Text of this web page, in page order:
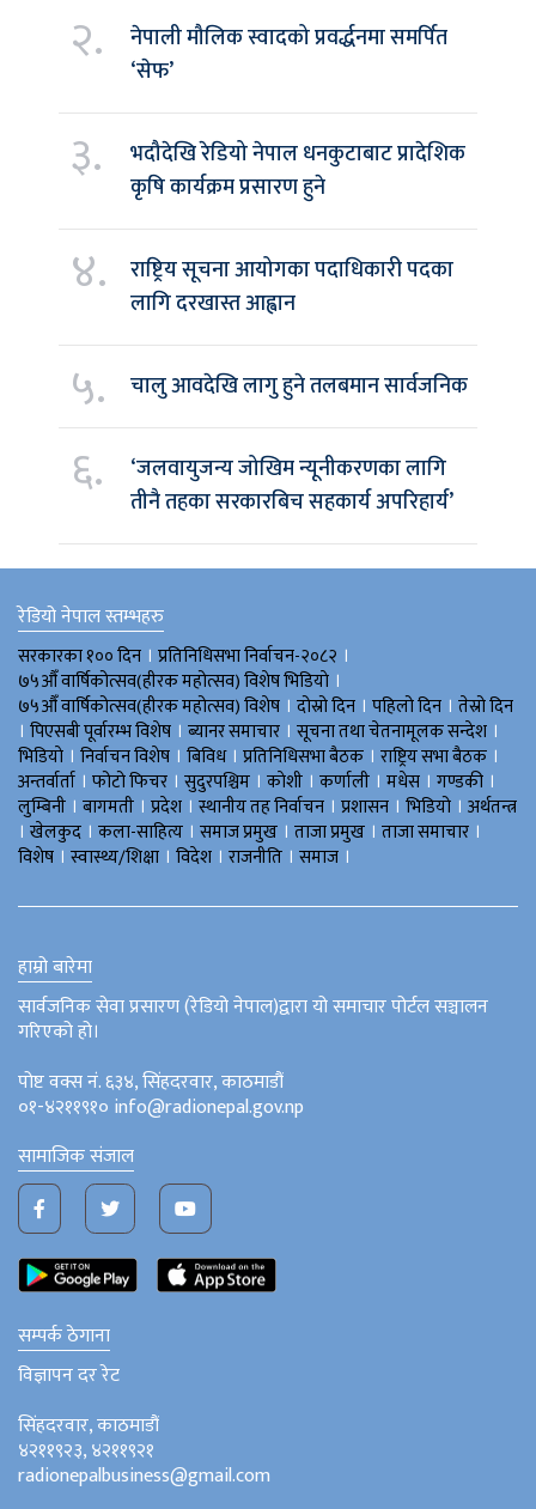
२.
नेपाली मौलिक स्वादको प्रवर्द्धनमा समर्पित
‘सेफ’
३.
भदौदेखि रेडियो नेपाल धनकुटाबाट प्रादेशिक
कृषि कार्यक्रम प्रसारण हुने
४.
राष्ट्रिय सूचना आयोगका पदाधिकारी पदका
लागि दरखास्त आह्वान
५. चालु आवदेखि लागु हुने तलबमान सार्वजनिक
६.
‘जलवायुजन्य जोखिम न्यूनीकरणका लागि
तीनै तहका सरकारबिच सहकार्य अपरिहार्य’
रेडियो नेपाल स्तम्भहरु
सरकारका १०० दिन । प्रतिनिधिसभा निर्वाचन-२०८२ ।
७५औँ वार्षिकोत्सव(हीरक महोत्सव) विशेष भिडियाे ।
७५औँ वार्षिकोत्सव(हीरक महोत्सव) विशेष । दोस्रो दिन । पहिलो दिन । तेस्रो दिन
। पिएसबी पूर्वारम्भ विशेष । ब्यानर समाचार । सूचना तथा चेतनामूलक सन्देश ।
भिडियाे । निर्वाचन विशेष । बिविध। प्रतिनिधिसभा बैठक । राष्ट्रिय सभा बैठक ।
अन्तर्वार्ता । फोटो फिचर । सुदुरपश्चिम । काेशी । कर्णाली । मधेस । गण्डकी ।
लुम्बिनी । बागमती । प्रदेश । स्थानीय तह निर्वाचन । प्रशासन । भिडियो । अर्थतन्त्र
। खेलकुद । कला-साहित्य । समाज प्रमुख । ताजा प्रमुख । ताजा समाचार ।
विशेष । स्वास्थ्य/शिक्षा । विदेश । राजनीति । समाज ।
हाम्रो बारेमा
सार्वजनिक सेवा प्रसारण (रेडियो नेपाल)द्वारा यो समाचार पोर्टल सञ्चालन
गरिएको हो।
पोष्ट वक्स नं. ६३४, सिंहदरवार, काठमाडौं
०१-४२११९१० info@radionepal.gov.np
सामाजिक संजाल
सम्पर्क ठेगाना
विज्ञापन दर रेट
सिंहदरवार, काठमाडौं
४२११९२३, ४२११९२१
radionepalbusiness@gmail.com